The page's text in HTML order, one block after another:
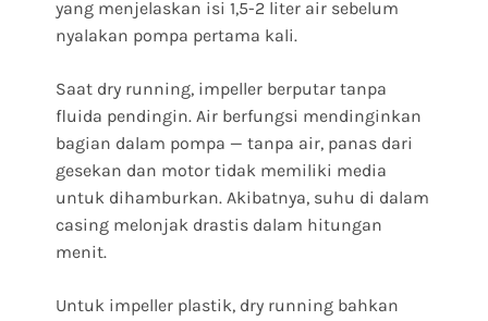
yang menjelaskan isi 1,5-2 liter air sebelum
nyalakan pompa pertama kali.
Saat dry running, impeller berputar tanpa
fluida pendingin. Air berfungsi mendinginkan
bagian dalam pompa — tanpa air, panas dari
gesekan dan motor tidak memiliki media
untuk dihamburkan. Akibatnya, suhu di dalam
casing melonjak drastis dalam hitungan
menit.
Untuk impeller plastik, dry running bahkan